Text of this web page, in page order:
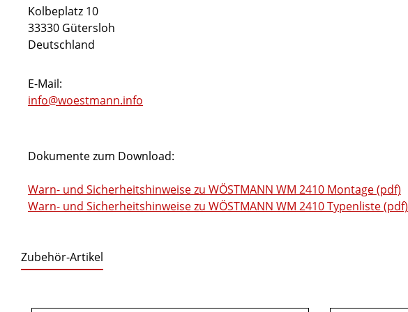
Kolbeplatz 10
33330 Gütersloh
Deutschland
E-Mail:
info@woestmann.info
Dokumente zum Download:
Warn- und Sicherheitshinweise zu WÖSTMANN WM 2410 Montage (pdf)
Warn- und Sicherheitshinweise zu WÖSTMANN WM 2410 Typenliste (pdf)
Zubehör-Artikel